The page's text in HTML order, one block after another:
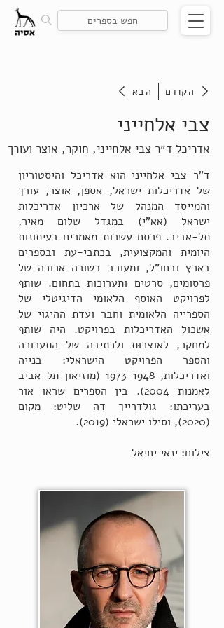
הבא הקודם
צבי אלחייני
אדריכל ד״ר צבי אלחייני, חוקר, אוצר ועורך
ד"ר צבי אלחייני הוא אדריכל והיסטוריון
של אדריכלות ישראל, אספן, אוצר, עורך
והמייסד המנהל של ארכיון אדריכלות
ישראל (אא"י) במגדל שלום מאיר,
תל-אביב. פרסם עשרות מאמרים בעיתונות
היומית והמקצועית, בכתבי-עת ובספרים
בארץ ובחו"ל, ומעורב בשורה ארוכה של
פרסומים, סרטים ותערוכות בתחום. שותף
לפרויקט האוסף הלאומי הדיגיטלי של
הספרייה הלאומית וחבר ועדת ההיגוי של
אשכול האדריכלות בפרויקט. היה שותף
למחקר, לאוצרוּת ולכתיבה של התערוכה
והספר הפרויקט הישראלי: בנייה
ואדריכלות, 1973-1948 (מוזיאון תל-אביב
לאמנות 2004). בין הספרים שראו אור
בעריכתו: גולדרייך דה שליט: מקום
(2020), וסילו ישראלי (2019).
צילום: ינאי יחיאל